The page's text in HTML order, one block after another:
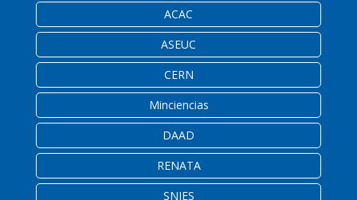
ACAC
ASEUC
CERN
Minciencias
DAAD
RENATA
SNIES